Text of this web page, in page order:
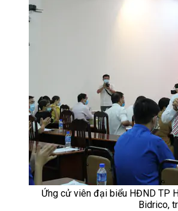
Ứng cử viên đại biểu HĐND TP
Bidrico,